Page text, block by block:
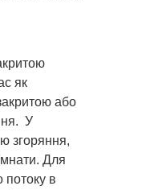
як
або
У
згоряння,
Для
потоку в